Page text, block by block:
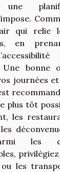
une
qui relie
en
Une bonne
journées
plus tôt
les
les
les